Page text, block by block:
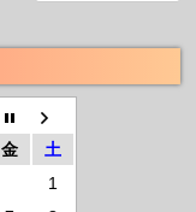
金
土
1